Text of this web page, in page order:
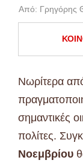
Από: Γρηγόρης
Νωρίτερα
σημαντικές
πολίτες.
Νοεμβρίου